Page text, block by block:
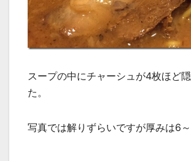
スープの中にチャーシュが4枚ほど
た。
写真では解りずらいですが厚みは6～